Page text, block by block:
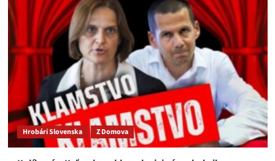
Susko:
Vyhlásenie
Márie
Kolíkovej
považujem
čistú
zvrátenosť
Hrobári Slovenska Z Domova